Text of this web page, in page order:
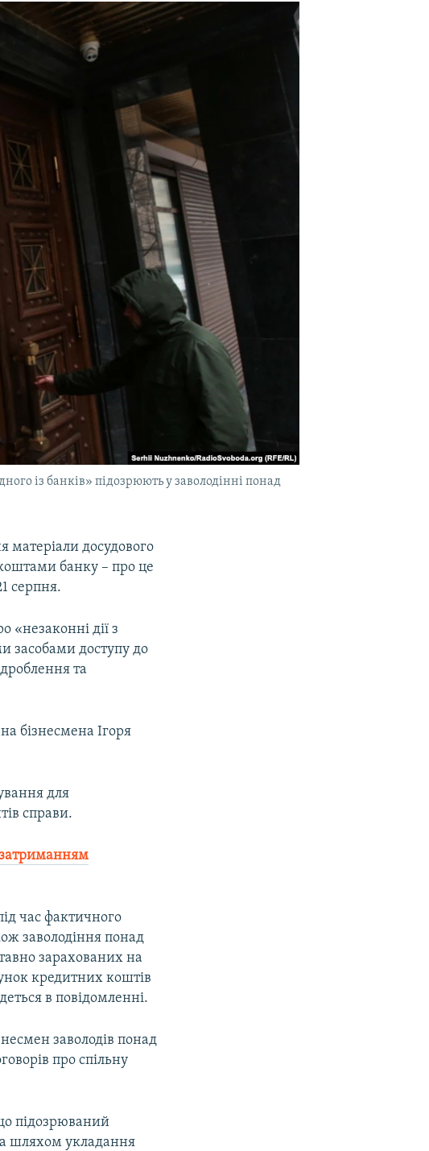
із банків» підозрюють у заволодінні понад
матеріали досудового
банку – про це
серпня.
«незаконні дії з
засобами доступу до
та
бізнесмена Ігоря
для
справи.
затриманням
час фактичного
заволодіння понад
зарахованих на
кредитних коштів
в повідомленні.
заволодів понад
про спільну
підозрюваний
шляхом укладання